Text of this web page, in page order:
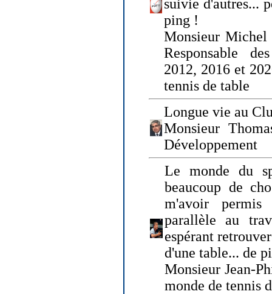
suivie d'autres...
ping !
Monsieur
Responsable
2012, 2016 et
tennis de table
Longue vie au
Monsieur
Développement
Le monde du
beaucoup de
m'avoir
parallèle au
espérant
d'une table... de
Monsieur Jean-
monde de tennis